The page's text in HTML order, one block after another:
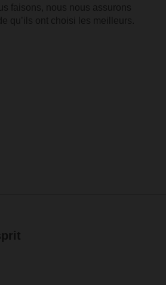
faisons, nous nous assurons
qu’ils ont choisi les meilleurs.